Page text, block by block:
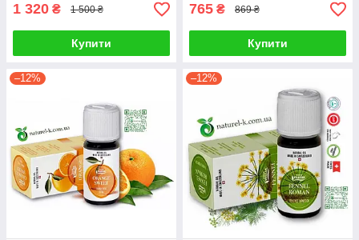
1 320 ₴ 1 500 ₴
Купити
765 ₴ 869 ₴
Купити
–12% –12%